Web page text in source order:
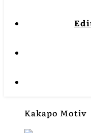
Kakapo Motiv